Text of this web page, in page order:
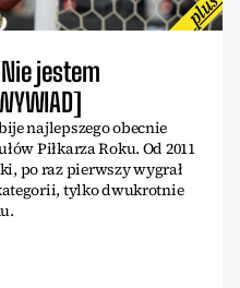
jestem
najlepszego obecnie
Piłkarza Roku. Od 2011
po raz pierwszy wygrał
tylko dwukrotnie